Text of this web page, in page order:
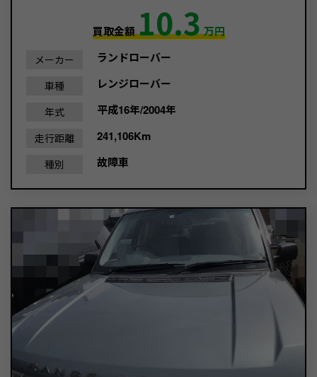
買取金額10.3万円
メーカー ランドローバー
車種 レンジローバー
年式 平成16年/2004年
走行距離 241,106Km
種別 故障車